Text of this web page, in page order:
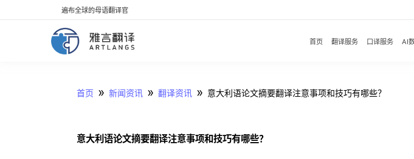
遍布全球的母语翻译官
首页 翻译服务 口译服务 AI
首页 » 新闻资讯 » 翻译资讯 » 意大利语论文摘要翻译注意事项和技巧有哪些？
意大利语论文摘要翻译注意事项和技巧有哪些？